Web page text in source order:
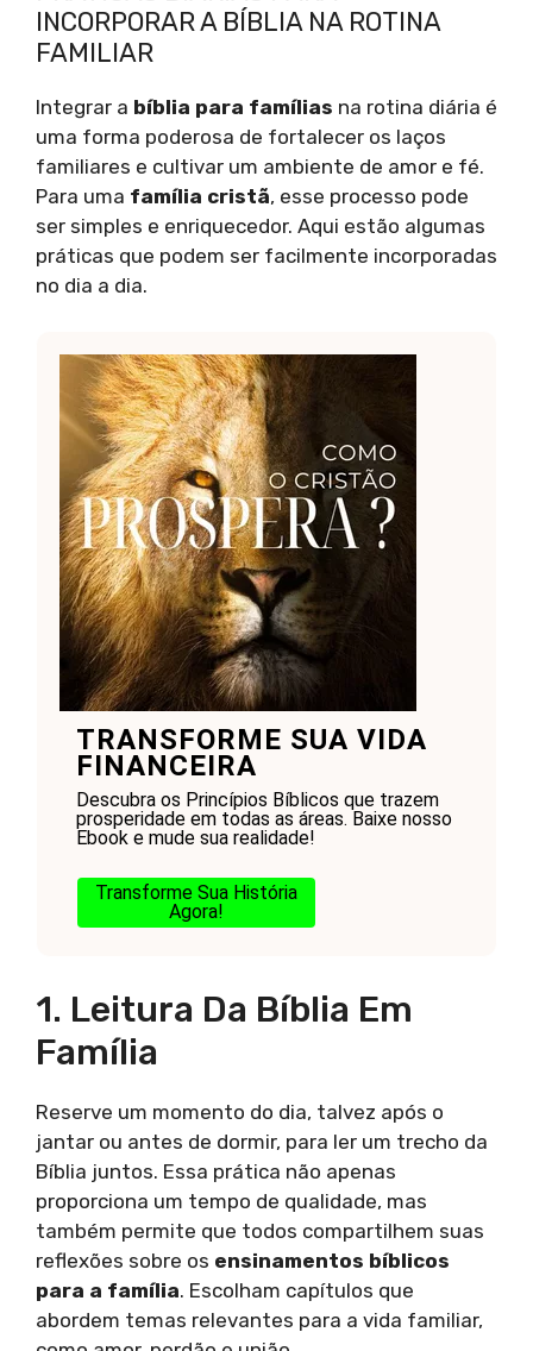
INCORPORAR A BÍBLIA NA ROTINA
FAMILIAR
Integrar a bíblia para famílias na rotina diária é
uma forma poderosa de fortalecer os laços
familiares e cultivar um ambiente de amor e fé.
Para uma família cristã, esse processo pode
ser simples e enriquecedor. Aqui estão algumas
práticas que podem ser facilmente incorporadas
no dia a dia.
TRANSFORME SUA VIDA
FINANCEIRA
Descubra os Princípios Bíblicos que trazem
prosperidade em todas as áreas. Baixe nosso
Ebook e mude sua realidade!
Transforme Sua História
Agora!
1. Leitura Da Bíblia Em
Família
Reserve um momento do dia, talvez após o
jantar ou antes de dormir, para ler um trecho da
Bíblia juntos. Essa prática não apenas
proporciona um tempo de qualidade, mas
também permite que todos compartilhem suas
reflexões sobre os ensinamentos bíblicos
para a família. Escolham capítulos que
abordem temas relevantes para a vida familiar,